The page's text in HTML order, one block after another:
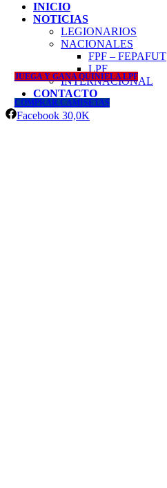
INICIO
NOTICIAS
LEGIONARIOS
NACIONALES
FPF – FEPAFUT
LPF
INTERNACIONAL
CONTACTO
JUEGA Y GANA QUINIELA LPF
COMPRAR CAMISETAS
Facebook 30,0K